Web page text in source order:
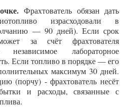
Фрахтователь обязан дать
израсходовали в
— 90 дней). Если срок
за счёт фрахтователя
независимое лабораторное
Если топливо в порядке — его
максимум 30 дней.
(порчу) - фрахтователь несёт
и расходы, связанные с